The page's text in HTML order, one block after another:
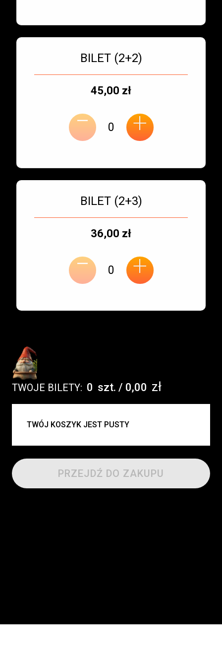
Bilet numer 3
Typ
biletu:
BILET (2+2)
Typ
Cena
45,00 zł
- +
Bilet numer 4
Typ
biletu:
BILET (2+3)
Typ
Cena
36,00 zł
- +
TWOJE BILETY: 0 szt. / 0,00 zł
UWAGA:
TWÓJ KOSZYK JEST PUSTY
PRZEJDŹ DO ZAKUPU